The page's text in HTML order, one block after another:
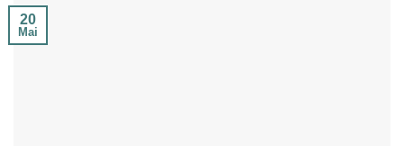
20
Mai